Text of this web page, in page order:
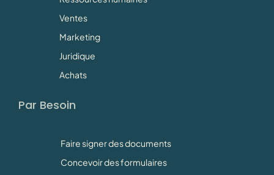
Ventes
Marketing
Juridique
Achats
Par Besoin
Faire signer des documents
Concevoir des formulaires